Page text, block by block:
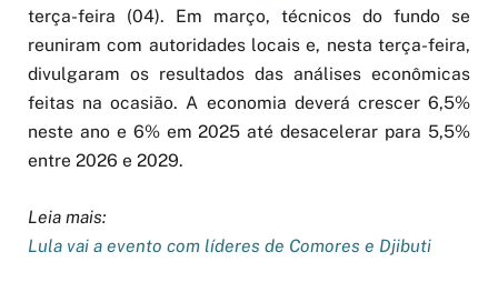
terça-feira (04). Em março, técnicos do fundo se
reuniram com autoridades locais e, nesta terça-feira,
divulgaram os resultados das análises econômicas
feitas na ocasião. A economia deverá crescer 6,5%
neste ano e 6% em 2025 até desacelerar para 5,5%
entre 2026 e 2029.
Leia mais:
Lula vai a evento com líderes de Comores e Djibuti